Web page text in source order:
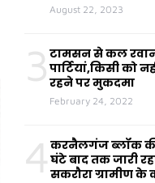
August 22, 2023
3 टामसन से कल
पार्टियां,किसी को
रहने पर मुकदमा
February 24, 2022
4 करनैलगंज ब्लॉक की
घंटे बाद तक जारी
सकरौरा ग्रामीण